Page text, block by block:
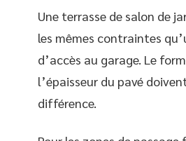
Une terrasse de salon de
les mêmes contraintes
d’accès au garage. Le
l’épaisseur du pavé
différence.